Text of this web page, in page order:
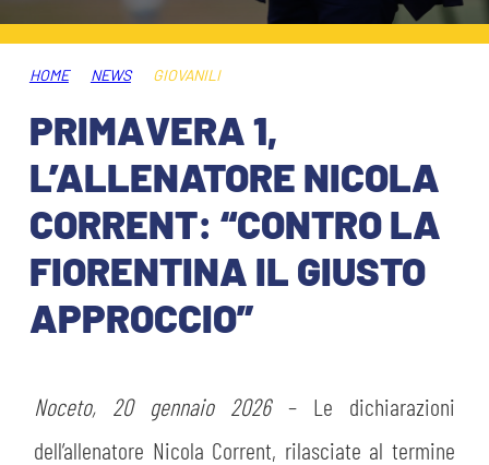
ABBONAMENTI
INFO BIGLIETTI
MUSEUM CLUB EXPERIENCE
TARDINI CARD
INFORMAZIONI ACCREDITI
TRASFERTE
TICKET GIFT CARD
SHOP
HOSPITALITY
HOSPITALITY
MUSEUM CLUB EXPERIENCE
ESPORTS
IL CLUB
ORGANIGRAMMA
MUTTI TRAINING CENTER
FLASH NEWS
STADIO TARDINI
HOME NEWS GIOVANILI
PRIMAVERA 1,
L’ALLENATORE NICOLA
CORRENT: “CONTRO LA
FIORENTINA IL GIUSTO
APPROCCIO”
Noceto, 20 gennaio 2026– Le dichiarazioni
dell’allenatore Nicola Corrent, rilasciate al termine